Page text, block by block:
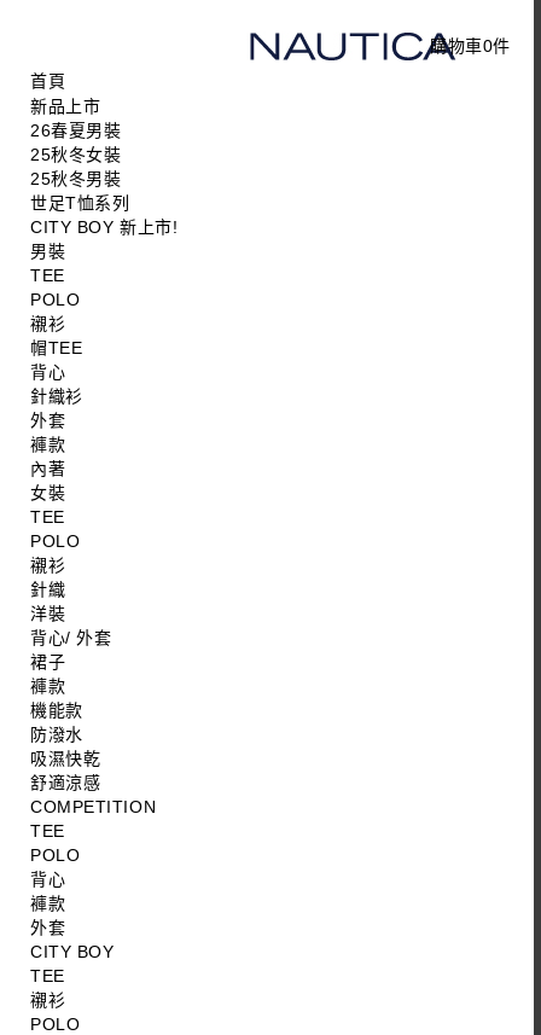
購物車0件
首頁
新品上市
26春夏男裝
25秋冬女裝
25秋冬男裝
世足T恤系列
CITY BOY 新上市!
男裝
TEE
POLO
襯衫
帽TEE
背心
針織衫
外套
褲款
內著
女裝
TEE
POLO
襯衫
針織
洋裝
背心/ 外套
裙子
褲款
機能款
防潑水
吸濕快乾
舒適涼感
COMPETITION
TEE
POLO
背心
褲款
外套
CITY BOY
TEE
襯衫
POLO